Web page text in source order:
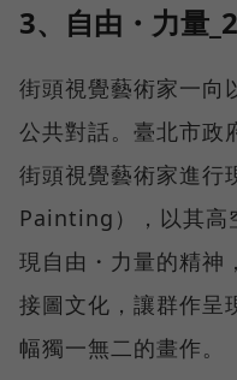
3、自由・力量
街頭視覺藝術家一向
公共對話。臺北市政
街頭視覺藝術家進行
Painting），以其高
現自由・力量的精神
接圖文化，讓群作呈
幅獨一無二的畫作。